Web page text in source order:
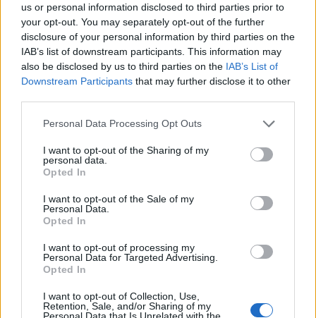
us or personal information disclosed to third parties prior to
your opt-out. You may separately opt-out of the further
disclosure of your personal information by third parties on the
IAB’s list of downstream participants. This information may
also be disclosed by us to third parties on the IAB’s List of
Downstream Participants that may further disclose it to other
Personal Data Processing Opt Outs
I want to opt-out of the Sharing of my
personal data.
Opted In
I want to opt-out of the Sale of my
Personal Data.
Opted In
I want to opt-out of processing my
Personal Data for Targeted Advertising.
Opted In
I want to opt-out of Collection, Use,
Retention, Sale, and/or Sharing of my
Personal Data that Is Unrelated with the
A Sepsi OSK-nál kölcsönben játszó Omar El-Sawy is
szerepel a Sporttudományok Nemzetközi Központja
(CIES) által felállított listán, amelyen azok a labdarúgók
találhatók, akik az utóbbi időben a legnagyobb
fejlődésen mentek keresztül a Szuperligában.
Korábbi cikkek betöltése
24 ÓRA LEGOLVASOTTABB
21:58
Nagy pofonba szaladt belé a Kolozsvári CFR,
kikapott a Győr és a Loki is
20:17
Idegenben vezetett, a pihenő után visszavett az U
17:43